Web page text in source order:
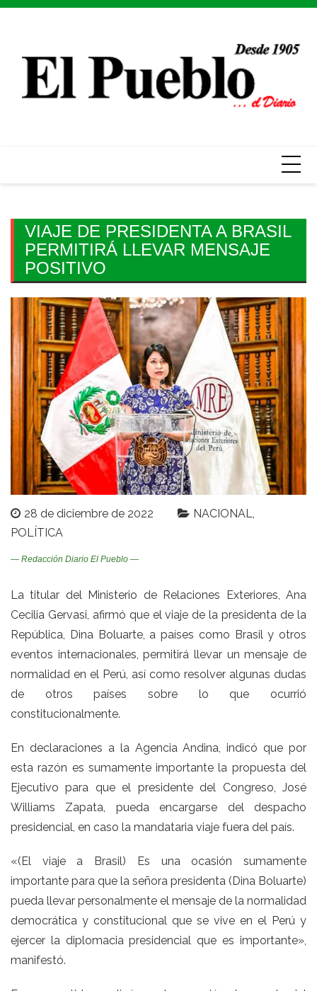
Skip
VIAJE DE PRESIDENTA A BRASIL
PERMITIRÁ LLEVAR MENSAJE
POSITIVO
28 de diciembre de 2022
NACIONAL
POLÍTICA
— Redacción Diario El Pueblo —
La titular del Ministerio de Relaciones Exteriores, Ana
Cecilia Gervasi, afirmó que el viaje de la presidenta de la
República, Dina Boluarte, a países como Brasil y otros
eventos internacionales, permitirá llevar un mensaje de
normalidad en el Perú, así como resolver algunas dudas
de otros países sobre lo que ocurrió
constitucionalmente.
En declaraciones a la Agencia Andina, indicó que por
esta razón es sumamente importante la propuesta del
Ejecutivo para que el presidente del Congreso, José
Williams Zapata, pueda encargarse del despacho
presidencial, en caso la mandataria viaje fuera del país.
«(El viaje a Brasil) Es una ocasión sumamente
importante para que la señora presidenta (Dina Boluarte)
pueda llevar personalmente el mensaje de la normalidad
democrática y constitucional que se vive en el Perú y
ejercer la diplomacia presidencial que es importante»,
manifestó.